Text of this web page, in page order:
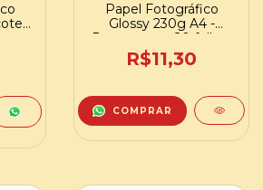
Papel Fotográfico
Glossy 230g A4 -
Pacote com 20 folhas
R$11,30
COMPRAR